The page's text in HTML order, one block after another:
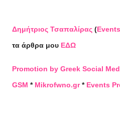
Δημήτριος Τσαπαλίρας (
τα άρθρα μου ΕΔΩ
Promotion by Greek Social
GSM * Mikrofwno.gr* Events